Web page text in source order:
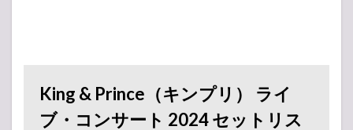
King & Prince（キンプリ） ライ
ブ・コンサート 2024 セットリス